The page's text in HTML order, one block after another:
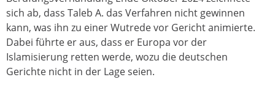
sich ab, dass Taleb A. das Verfahren nicht gewinnen
kann, was ihn zu einer Wutrede vor Gericht animierte.
Dabei führte er aus, dass er Europa vor der
Islamisierung retten werde, wozu die deutschen
Gerichte nicht in der Lage seien.